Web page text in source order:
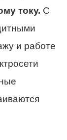
току. С
и работе